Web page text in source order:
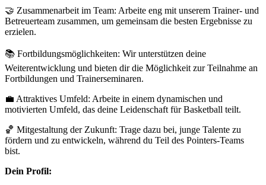
🤝 Zusammenarbeit im Team: Arbeite eng mit unserem Trainer- und
Betreuerteam zusammen, um gemeinsam die besten Ergebnisse zu
erzielen.
📚 Fortbildungsmöglichkeiten: Wir unterstützen deine
Weiterentwicklung und bieten dir die Möglichkeit zur Teilnahme an
Fortbildungen und Trainerseminaren.
💼 Attraktives Umfeld: Arbeite in einem dynamischen und
motivierten Umfeld, das deine Leidenschaft für Basketball teilt.
🏀 Mitgestaltung der Zukunft: Trage dazu bei, junge Talente zu
fördern und zu entwickeln, während du Teil des Pointers-Teams
bist.
Dein Profil: